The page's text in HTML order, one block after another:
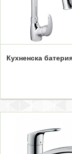
Кухненска